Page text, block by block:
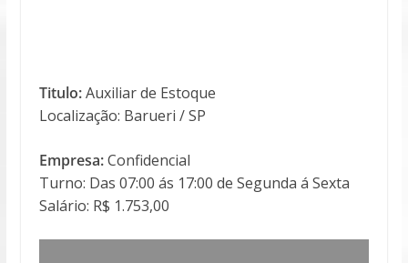
Titulo:Auxiliar de Estoque
Localização: Barueri / SP
Empresa:Confidencial
Turno: Das 07:00 ás 17:00 de Segunda á Sexta
Salário: R$ 1.753,00